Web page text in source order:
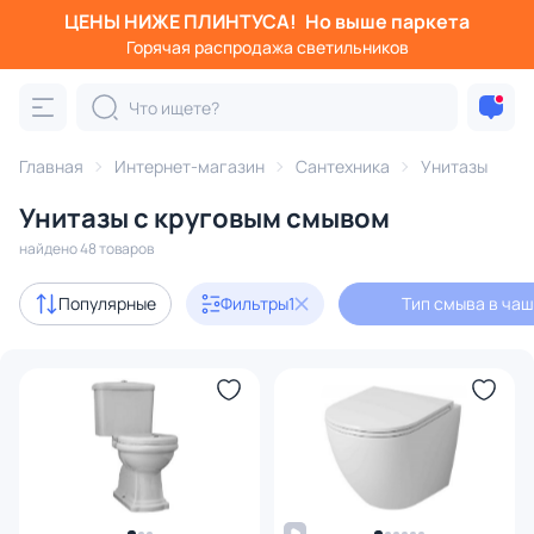
ЦЕНЫ НИЖЕ ПЛИНТУСА! Но выше паркета
Горячая распродажа светильников
Главная Интернет-магазин Сантехника Унитазы
Унитазы c круговым смывом
найдено 48 товаров
Популярные Фильтры1 Тип смыва в
Фильтры
Категория:
подвесной унитаз компакт напольный
В наличии 16